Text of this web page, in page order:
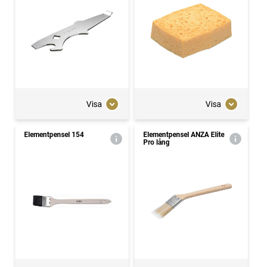
Visa Visa
Elementpensel 154
Elementpensel ANZA Elite
Pro lång